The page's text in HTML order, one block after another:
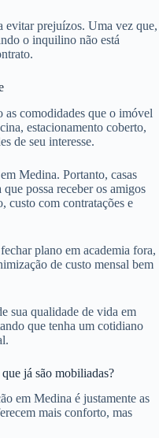
evitar prejuízos. Uma vez que,
o inquilino não está
as comodidades que o imóvel
estacionamento coberto,
de seu interesse.
Medina. Portanto, casas
possa receber os amigos
custo com contratações e
plano em academia fora,
de custo mensal bem
sua qualidade de vida em
que tenha um cotidiano
já são mobiliadas?
em Medina é justamente as
mais conforto, mas